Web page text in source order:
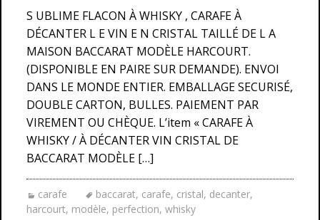
S UBLIME FLACON À WHISKY , CARAFE À
DÉCANTER L E VIN E N CRISTAL TAILLÉ DE L A
MAISON BACCARAT MODÈLE HARCOURT.
(DISPONIBLE EN PAIRE SUR DEMANDE). ENVOI
DANS LE MONDE ENTIER. EMBALLAGE SECURISÉ,
DOUBLE CARTON, BULLES. PAIEMENT PAR
VIREMENT OU CHÈQUE. L’item « CARAFE À
WHISKY / À DÉCANTER VIN CRISTAL DE
BACCARAT MODÈLE […]
carafe baccarat, carafe, cristal, decanter,
harcourt, modèle, perfection, whisky